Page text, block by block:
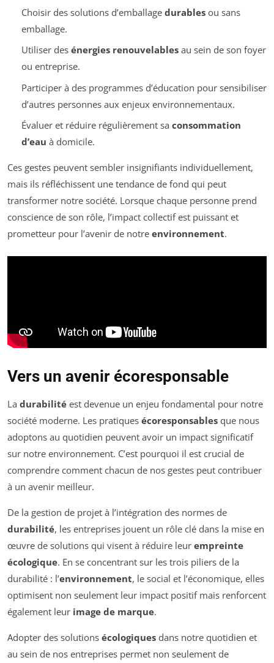
Choisir des solutions d’emballage durablesou sans
emballage.
Utiliser des énergies renouvelablesau sein de son foyer
ou entreprise.
Participer à des programmes d’éducation pour sensibiliser
d’autres personnes aux enjeux environnementaux.
Évaluer et réduire régulièrement sa consommation
d’eau à domicile.
Ces gestes peuvent sembler insignifiants individuellement,
mais ils réfléchissent une tendance de fond qui peut
transformer notre société. Lorsque chaque personne prend
conscience de son rôle, l’impact collectif est puissant et
prometteur pour l’avenir de notre environnement.
Vers un avenir écoresponsable
La durabilité est devenue un enjeu fondamental pour notre
société moderne. Les pratiques écoresponsables que nous
adoptons au quotidien peuvent avoir un impact significatif
sur notre environnement. C’est pourquoi il est crucial de
comprendre comment chacun de nos gestes peut contribuer
à un avenir meilleur.
De la gestion de projet à l’intégration des normes de
durabilité, les entreprises jouent un rôle clé dans la mise en
œuvre de solutions qui visent à réduire leur empreinte
écologique. En se concentrant sur les trois piliers de la
durabilité : l’environnement, le social et l’économique, elles
optimisent non seulement leur impact positif mais renforcent
également leur image de marque.
Adopter des solutions écologiques dans notre quotidien et
au sein de nos entreprises permet non seulement de